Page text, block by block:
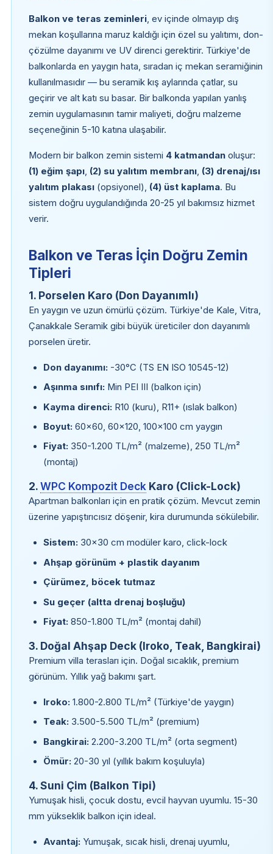
Balkon ve teras zeminleri, ev içinde olmayıp dış
mekan koşullarına maruz kaldığı için özel su yalıtımı, don-
çözülme dayanımı ve UV direnci gerektirir. Türkiye'de
balkonlarda en yaygın hata, sıradan iç mekan seramiğinin
kullanılmasıdır — bu seramik kış aylarında çatlar, su
geçirir ve alt katı su basar. Bir balkonda yapılan yanlış
zemin uygulamasının tamir maliyeti, doğru malzeme
seçeneğinin 5-10 katına ulaşabilir.
Modern bir balkon zemin sistemi 4 katmandanoluşur:
(1) eğim şapı, (2) su yalıtım membranı, (3) drenaj/ısı
yalıtım plakası(opsiyonel), (4) üst kaplama. Bu
sistem doğru uygulandığında 20-25 yıl bakımsız hizmet
verir.
Balkon ve Teras İçin Doğru Zemin
Tipleri
1. Porselen Karo (Don Dayanımlı)
En yaygın ve uzun ömürlü çözüm. Türkiye'de Kale, Vitra,
Çanakkale Seramik gibi büyük üreticiler don dayanımlı
porselen üretir.
Don dayanımı: -30°C (TS EN ISO 10545-12)
Aşınma sınıfı: Min PEI III (balkon için)
Kayma direnci: R10 (kuru), R11+ (ıslak balkon)
Boyut: 60×60, 60×120, 100×100 cm yaygın
Fiyat: 350-1.200 TL/m² (malzeme), 250 TL/m²
(montaj)
2.WPC Kompozit DeckKaro (Click-Lock)
Apartman balkonları için en pratik çözüm. Mevcut zemin
üzerine yapıştırıcısız döşenir, kira durumunda sökülebilir.
Sistem: 30×30 cm modüler karo, click-lock
Ahşap görünüm + plastik dayanım
Çürümez, böcek tutmaz
Su geçer (altta drenaj boşluğu)
Fiyat: 850-1.800 TL/m² (montaj dahil)
3. Doğal Ahşap Deck (Iroko, Teak, Bangkirai)
Premium villa terasları için. Doğal sıcaklık, premium
görünüm. Yıllık yağ bakımı şart.
Iroko: 1.800-2.800 TL/m² (Türkiye'de yaygın)
Teak: 3.500-5.500 TL/m² (premium)
Bangkirai: 2.200-3.200 TL/m² (orta segment)
Ömür: 20-30 yıl (yıllık bakım koşuluyla)
4. Suni Çim (Balkon Tipi)
Yumuşak hisli, çocuk dostu, evcil hayvan uyumlu. 15-30
mm yükseklik balkon için ideal.
Avantaj: Yumuşak, sıcak hisli, drenaj uyumlu,